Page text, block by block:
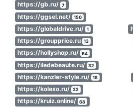
https://gb.ru/ 7
https://ggsel.net/ 150
https://globaldrive.ru/ 1
https://groupprice.ru 13
https://hollyshop.ru/ 64
https://iledebeaute.ru/ 32
https://kanzler-style.ru/ 18
https://koleso.ru/ 32
https://kruiz.online/ 68